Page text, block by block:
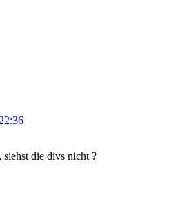
die divs nicht ?